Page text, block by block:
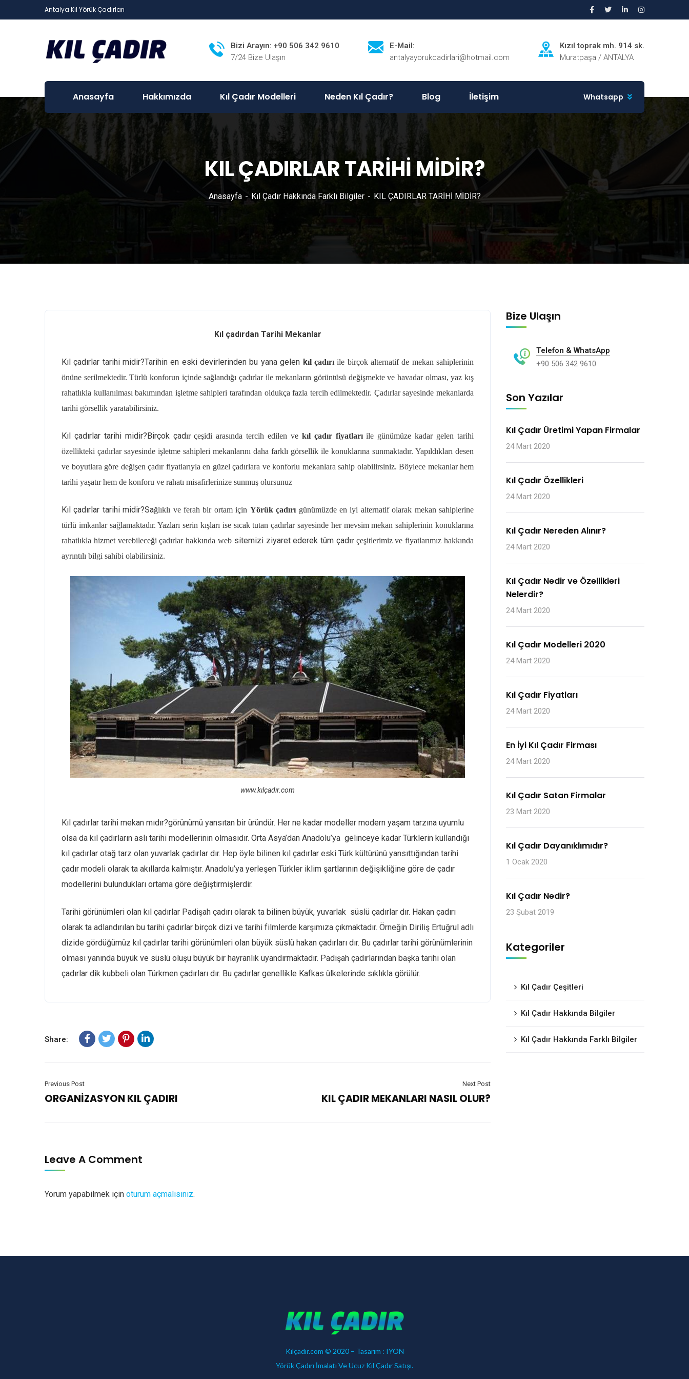
Antalya Kıl Yörük Çadırları
Bizi Arayın: +90 506 342 9610
7/24 Bize Ulaşın
E-Mail:
antalyayorukcadirlari@hotmail.com
Kızıl toprak mh. 914 sk.
Muratpaşa / ANTALYA
Anasayfa Hakkımızda Kıl Çadır Modelleri Neden Kıl Çadır? Blog İletişim Whatsapp
KIL ÇADIRLAR TARİHİ MİDİR?
Anasayfa Kıl Çadır Hakkında Farklı Bilgiler KIL ÇADIRLAR TARİHİ MİDİR?
Kıl çadırdan Tarihi Mekanlar
Kıl çadırlar tarihi midir?Tarihin en eski devirlerinden bu yana gelen kıl çadırıile birçok alternatif de mekan sahiplerinin
önüne serilmektedir. Türlü konforun içinde sağlandığı çadırlar ile mekanların görüntüsü değişmekte ve havadar olması, yaz kış
rahatlıkla kullanılması bakımından işletme sahipleri tarafından oldukça fazla tercih edilmektedir. Çadırlar sayesinde mekanlarda
tarihi görsellik yaratabilirsiniz.
Kıl çadırlar tarihi midir?Birçok çadır çeşidi arasında tercih edilen ve kıl çadır fiyatlarıile günümüze kadar gelen tarihi
özellikteki çadırlar sayesinde işletme sahipleri mekanlarını daha farklı görsellik ile konuklarına sunmaktadır. Yapıldıkları desen
ve boyutlara göre değişen çadır fiyatlarıyla en güzel çadırlara ve konforlu mekanlara sahip olabilirsiniz. Böylece mekanlar hem
tarihi yaşatır hem de konforu ve rahatı misafirlerinize sunmuş olursunuz
Kıl çadırlar tarihi midir?Sağlıklı ve ferah bir ortam için Yörük çadırı günümüzde en iyi alternatif olarak mekan sahiplerine
türlü imkanlar sağlamaktadır. Yazları serin kışları ise sıcak tutan çadırlar sayesinde her mevsim mekan sahiplerinin konuklarına
rahatlıkla hizmet verebileceği çadırlar hakkında websitemizi ziyaret ederek tüm çadır çeşitlerimiz ve fiyatlarımız hakkında
ayrıntılı bilgi sahibi olabilirsiniz.
www.kılçadır.com
Kıl çadırlar tarihi mekan mıdır?görünümü yansıtan bir üründür. Her ne kadar modeller modern yaşam tarzına uyumlu
olsa da kıl çadırların aslı tarihi modellerinin olmasıdır. Orta Asya’dan Anadolu’ya gelinceye kadar Türklerin kullandığı
kıl çadırlar otağ tarz olan yuvarlak çadırlar dır. Hep öyle bilinen kıl çadırlar eski Türk kültürünü yansıttığından tarihi
çadır modeli olarak ta akıllarda kalmıştır. Anadolu’ya yerleşen Türkler iklim şartlarının değişikliğine göre de çadır
modellerini bulundukları ortama göre değiştirmişlerdir.
Tarihi görünümleri olan kıl çadırlar Padişah çadırı olarak ta bilinen büyük, yuvarlak süslü çadırlar dır. Hakan çadırı
olarak ta adlandırılan bu tarihi çadırlar birçok dizi ve tarihi filmlerde karşımıza çıkmaktadır. Örneğin Diriliş Ertuğrul adlı
dizide gördüğümüz kıl çadırlar tarihi görünümleri olan büyük süslü hakan çadırları dır. Bu çadırlar tarihi görünümlerinin
olması yanında büyük ve süslü oluşu büyük bir hayranlık uyandırmaktadır. Padişah çadırlarından başka tarihi olan
çadırlar dik kubbeli olan Türkmen çadırları dır. Bu çadırlar genellikle Kafkas ülkelerinde sıklıkla görülür.
Share:
Previous Post
ORGANİZASYON KIL ÇADIRI
Next Post
KIL ÇADIR MEKANLARI NASIL OLUR?
Leave A Comment
Yorum yapabilmek için oturum açmalısınız.
Bize Ulaşın
Telefon & WhatsApp
+90 506 342 9610
Son Yazılar
Kıl Çadır Üretimi Yapan Firmalar
24 Mart 2020
Kıl Çadır Özellikleri
24 Mart 2020
Kıl Çadır Nereden Alınır?
24 Mart 2020
Kıl Çadır Nedir ve Özellikleri
Nelerdir?
24 Mart 2020
Kıl Çadır Modelleri 2020
24 Mart 2020
Kıl Çadır Fiyatları
24 Mart 2020
En İyi Kıl Çadır Firması
24 Mart 2020
Kıl Çadır Satan Firmalar
23 Mart 2020
Kıl Çadır Dayanıklımıdır?
1 Ocak 2020
Kıl Çadır Nedir?
23 Şubat 2019
Kategoriler
Kıl Çadır Çeşitleri
Kıl Çadır Hakkında Bilgiler
Kıl Çadır Hakkında Farklı Bilgiler
Kılçadır.com © 2020 – Tasarım : IYON
Yörük Çadırı İmalatı Ve Ucuz Kıl Çadır Satışı.